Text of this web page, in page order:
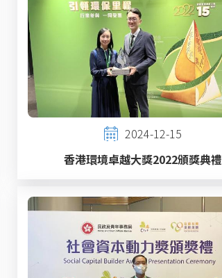
2024-12-15
香港環境卓越大獎2022頒獎典禮